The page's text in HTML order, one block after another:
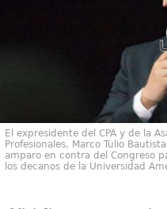
El expresidente del CPA y de la
Profesionales, Marco Tulio
amparo en contra del Congreso
los decanos de la Universidad